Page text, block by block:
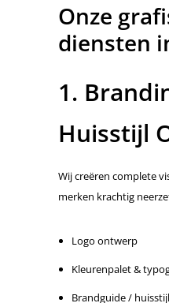
Onze
diensten
1.
Huisstijl
Wij creëren complete
merken krachtig
Logo ontwerp
Kleurenpalet &
Brandguide /